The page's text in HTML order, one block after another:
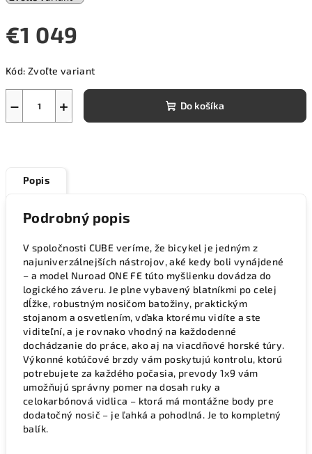
€1 049
cena:
Kód: Zvoľte variant
+
− Do košíka
Popis
Podrobný popis
V spoločnosti CUBE veríme, že bicykel je jedným z
najuniverzálnejších nástrojov, aké kedy boli vynájdené
– a model Nuroad ONE FE túto myšlienku dovádza do
logického záveru. Je plne vybavený blatníkmi po celej
dĺžke, robustným nosičom batožiny, praktickým
stojanom a osvetlením, vďaka ktorému vidíte a ste
viditeľní, a je rovnako vhodný na každodenné
dochádzanie do práce, ako aj na viacdňové horské túry.
Výkonné kotúčové brzdy vám poskytujú kontrolu, ktorú
potrebujete za každého počasia, prevody 1x9 vám
umožňujú správny pomer na dosah ruky a
celokarbónová vidlica – ktorá má montážne body pre
dodatočný nosič – je ľahká a pohodlná. Je to kompletný
balík.